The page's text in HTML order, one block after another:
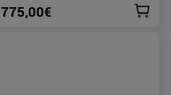
775,00€